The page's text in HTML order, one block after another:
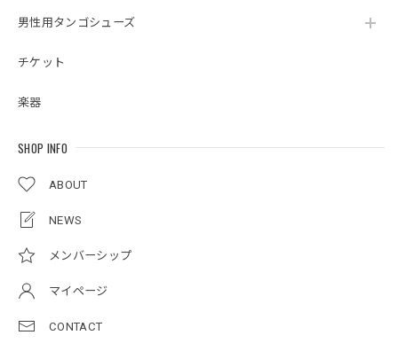
男性用タンゴシューズ
チケット
楽器
SHOP INFO
ABOUT
NEWS
メンバーシップ
マイページ
CONTACT